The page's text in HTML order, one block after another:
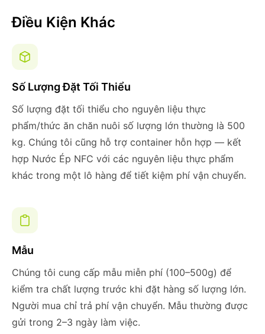
Điều Kiện Khác
Số Lượng Đặt Tối Thiểu
Số lượng đặt tối thiểu cho nguyên liệu thực
phẩm/thức ăn chăn nuôi số lượng lớn thường là 500
kg. Chúng tôi cũng hỗ trợ container hỗn hợp — kết
hợp Nước Ép NFC với các nguyên liệu thực phẩm
khác trong một lô hàng để tiết kiệm phí vận chuyển.
Mẫu
Chúng tôi cung cấp mẫu miễn phí (100–500g) để
kiểm tra chất lượng trước khi đặt hàng số lượng lớn.
Người mua chỉ trả phí vận chuyển. Mẫu thường được
gửi trong 2–3 ngày làm việc.